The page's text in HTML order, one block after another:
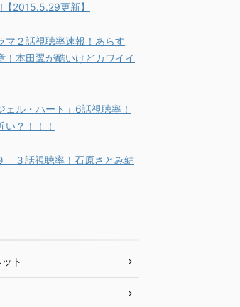
2015.5.29更新】
マ２話視聴率速報！あらす
！本田翼が酷いけどカワイイ
ェル・ハート」6話視聴率！
い？！！！
」３話視聴率！石原さとみ結
ト